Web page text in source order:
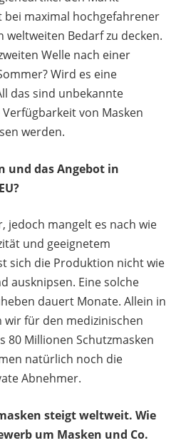
maximal hochgefahrener
Bedarf zu decken.
Welle nach einer
Wird es eine
das sind unbekannte
von Masken
werden.
und das Angebot in
jedoch mangelt es nach wie
und geeignetem
sich die Produktion nicht wie
ausknipsen. Eine solche
dauert Monate. Allein in
für den medizinischen
80 Millionen Schutzmasken
natürlich noch die
Abnehmer.
steigt weltweit. Wie
um Masken und Co.